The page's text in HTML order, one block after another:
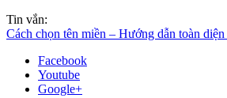
Tin vắn:
Cách chọn tên miền – Hướng dẫn toàn
top Google
7 cách check lịch sử tên miền chi tiết nhất A-
Hướng Dẫn A-Z Cách Đặt Tên Trang Web
Facebook
Youtube
Google+